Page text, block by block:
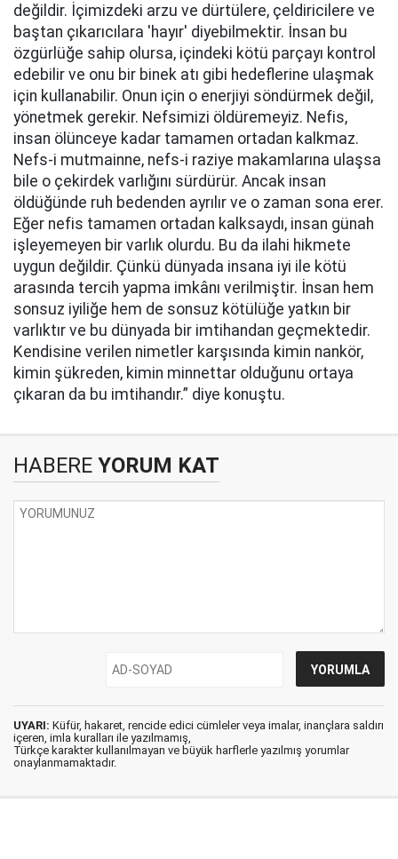
değildir. İçimizdeki arzu ve dürtülere, çeldiricilere ve
baştan çıkarıcılara 'hayır' diyebilmektir. İnsan bu
özgürlüğe sahip olursa, içindeki kötü parçayı kontrol
edebilir ve onu bir binek atı gibi hedeflerine ulaşmak
için kullanabilir. Onun için o enerjiyi söndürmek değil,
yönetmek gerekir. Nefsimizi öldüremeyiz. Nefis,
insan ölünceye kadar tamamen ortadan kalkmaz.
Nefs-i mutmainne, nefs-i raziye makamlarına ulaşsa
bile o çekirdek varlığını sürdürür. Ancak insan
öldüğünde ruh bedenden ayrılır ve o zaman sona erer.
Eğer nefis tamamen ortadan kalksaydı, insan günah
işleyemeyen bir varlık olurdu. Bu da ilahi hikmete
uygun değildir. Çünkü dünyada insana iyi ile kötü
arasında tercih yapma imkânı verilmiştir. İnsan hem
sonsuz iyiliğe hem de sonsuz kötülüğe yatkın bir
varlıktır ve bu dünyada bir imtihandan geçmektedir.
Kendisine verilen nimetler karşısında kimin nankör,
kimin şükreden, kimin minnettar olduğunu ortaya
çıkaran da bu imtihandır.” diye konuştu.
HABERE YORUM KAT
UYARI: Küfür, hakaret, rencide edici cümleler veya imalar, inançlara saldırı
içeren, imla kuralları ile yazılmamış,
Türkçe karakter kullanılmayan ve büyük harflerle yazılmış yorumlar
onaylanmamaktadır.